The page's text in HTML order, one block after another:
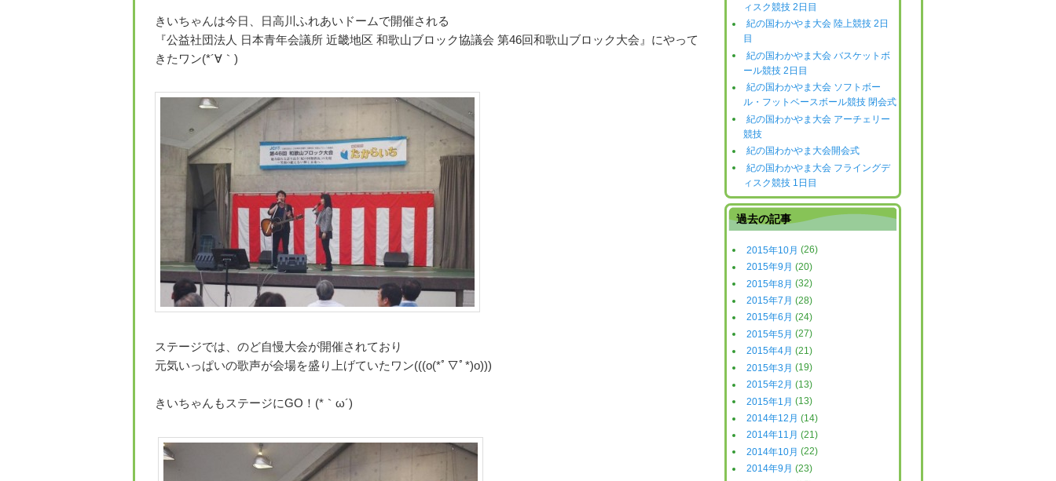
きいちゃんは今日、日高川ふれあいドームで開催される
『公益社団法人 日本青年会議所 近畿地区 和歌山ブロック協議会 第46回和歌山ブロック大会』にやって
きたワン(*´∀｀)
ステージでは、のど自慢大会が開催されており
元気いっぱいの歌声が会場を盛り上げていたワン(((o(*ﾟ▽ﾟ*)o)))
きいちゃんもステージにGO！(*｀ω´)
ィスク競技 2日目
紀の国わかやま大会 陸上競技 2日
目
紀の国わかやま大会 バスケットボ
ール競技 2日目
紀の国わかやま大会 ソフトボー
ル・フットベースボール競技 閉会式
紀の国わかやま大会 アーチェリー
競技
紀の国わかやま大会開会式
紀の国わかやま大会 フライングデ
ィスク競技 1日目
過去の記事
2015年10月 (26)
2015年9月 (20)
2015年8月 (32)
2015年7月 (28)
2015年6月 (24)
2015年5月 (27)
2015年4月 (21)
2015年3月 (19)
2015年2月 (13)
2015年1月 (13)
2014年12月 (14)
2014年11月 (21)
2014年10月 (22)
2014年9月 (23)